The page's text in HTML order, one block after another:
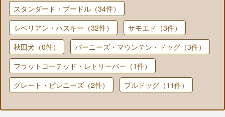
スタンダード・プードル（34件）
シベリアン・ハスキー（32件）
サモエド（3件）
秋田犬（0件）
バーニーズ・マウンテン・ドッグ（3件）
フラットコーテッド・レトリーバー（1件）
グレート・ピレニーズ（2件）
ブルドッグ（11件）